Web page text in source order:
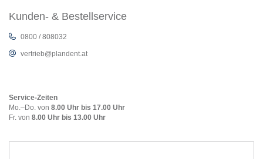
Kunden- & Bestellservice
0800 / 808032
vertrieb@plandent.at
Service-Zeiten
Mo.–Do. von 8.00 Uhr bis 17.00 Uhr
Fr. von 8.00 Uhr bis 13.00 Uhr